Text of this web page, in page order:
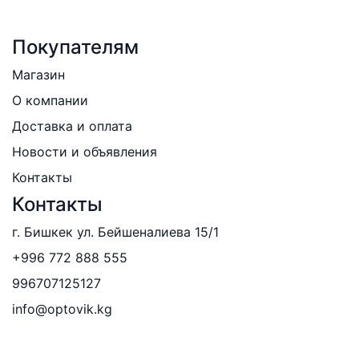
Покупателям
Магазин
О компании
Доставка и оплата
Новости и объявления
Контакты
Контакты
г. Бишкек ул. Бейшеналиева 15/1
+996 772 888 555
996707125127
info@optovik.kg